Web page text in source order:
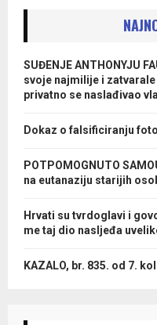
SUĐENJE ANTHONYJU
svoje najmilije i
privatno se naslađivao
Dokaz o falsificiranju
POTPOMOGNUTO
na eutanaziju starijih
Hrvati su tvrdoglavi i
me taj dio nasljeđa
KAZALO, br. 835. od 7.